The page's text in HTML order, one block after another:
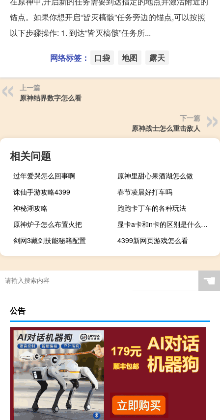
锚点。如果你想开启“皆灭槁骸”任务旁边的锚点,可以按照
以下步骤操作: 1. 到达“皆灭槁骸”任务所...
网络标签： 口袋 地图 露天
上一篇
原神结界数字怎么看
下一篇
原神战士怎么重击敌人
相关问题
过年爱哭怎么回事啊
原神里甜心果酒湖怎么做
诛仙手游攻略4399
春节凌晨好打车吗
神秘湖攻略
跑跑卡丁车的各种玩法
原神炉子怎么布置火把
显卡a卡和n卡的区别是什么（显卡a卡和n卡的区别）
剑网3藏剑技能秘籍配置
4399新网页游戏怎么看
☚
公告